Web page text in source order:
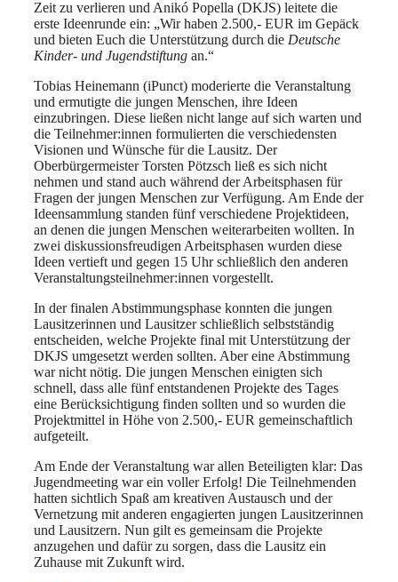
Zeit zu verlieren und Anikó Popella (DKJS) leitete die
erste Ideenrunde ein: „Wir haben 2.500,- EUR im Gepäck
und bieten Euch die Unterstützung durch die Deutsche
Kinder- und Jugendstiftung an.“
Tobias Heinemann (iPunct) moderierte die Veranstaltung
und ermutigte die jungen Menschen, ihre Ideen
einzubringen. Diese ließen nicht lange auf sich warten und
die Teilnehmer:innen formulierten die verschiedensten
Visionen und Wünsche für die Lausitz. Der
Oberbürgermeister Torsten Pötzsch ließ es sich nicht
nehmen und stand auch während der Arbeitsphasen für
Fragen der jungen Menschen zur Verfügung. Am Ende der
Ideensammlung standen fünf verschiedene Projektideen,
an denen die jungen Menschen weiterarbeiten wollten. In
zwei diskussionsfreudigen Arbeitsphasen wurden diese
Ideen vertieft und gegen 15 Uhr schließlich den anderen
Veranstaltungsteilnehmer:innen vorgestellt.
In der finalen Abstimmungsphase konnten die jungen
Lausitzerinnen und Lausitzer schließlich selbstständig
entscheiden, welche Projekte final mit Unterstützung der
DKJS umgesetzt werden sollten. Aber eine Abstimmung
war nicht nötig. Die jungen Menschen einigten sich
schnell, dass alle fünf entstandenen Projekte des Tages
eine Berücksichtigung finden sollten und so wurden die
Projektmittel in Höhe von 2.500,- EUR gemeinschaftlich
aufgeteilt.
Am Ende der Veranstaltung war allen Beteiligten klar: Das
Jugendmeeting war ein voller Erfolg! Die Teilnehmenden
hatten sichtlich Spaß am kreativen Austausch und der
Vernetzung mit anderen engagierten jungen Lausitzerinnen
und Lausitzern. Nun gilt es gemeinsam die Projekte
anzugehen und dafür zu sorgen, dass die Lausitz ein
Zuhause mit Zukunft wird.